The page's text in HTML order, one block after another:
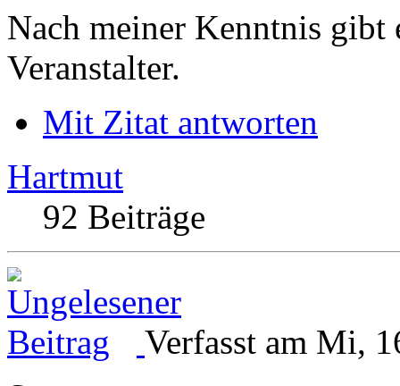
Nach meiner Kenntnis gibt
Veranstalter.
Mit Zitat antworten
Hartmut
92 Beiträge
Verfasst am Mi,